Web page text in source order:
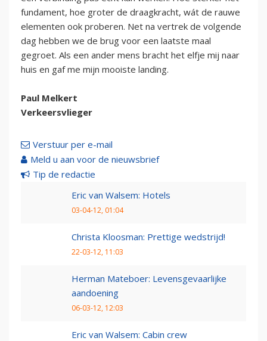
fundament, hoe groter de draagkracht, wát de rauwe
elementen ook proberen. Net na vertrek de volgende
dag hebben we de brug voor een laatste maal
gegroet. Als een ander mens bracht het elfje mij naar
huis en gaf me mijn mooiste landing.
Paul Melkert
Verkeersvlieger
Verstuur per e-mail
Meld u aan voor de nieuwsbrief
Tip de redactie
Eric van Walsem: Hotels
03-04-12, 01:04
Christa Kloosman: Prettige wedstrijd!
22-03-12, 11:03
Herman Mateboer: Levensgevaarlijke
aandoening
06-03-12, 12:03
Eric van Walsem: Cabin crew